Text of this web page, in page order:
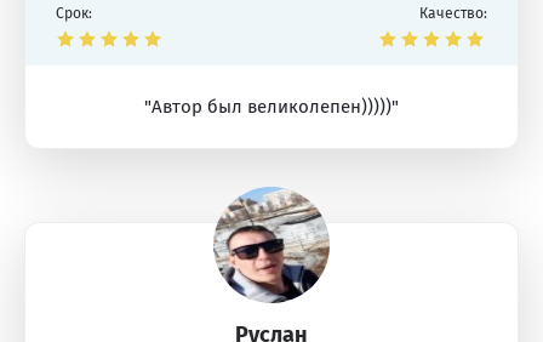
Срок: Качество:
"Автор был великолепен)))))"
Руслан